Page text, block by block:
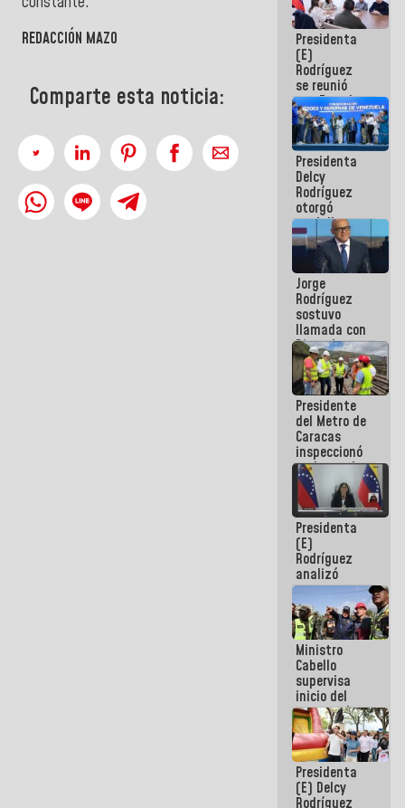
REDACCIÓN MAZO
Comparte esta noticia:
e inspección
en la Línea 2
Presidenta
(E)
Rodríguez
se reunió
con Estado
Mayor
Eléctrico
para
abordar
planes de
acción
Presidenta
Delcy
Rodríguez
otorgó
medalla
"Héroe de
Venezuela"
a servidores
públicos
Jorge
Rodríguez
sostuvo
llamada con
Dinorah
Figuera y
acuerdan
primer
encuentro
presencial
para el
diálogo
Presidente
del Metro de
Caracas
inspeccionó
trabajos de
rehabilitación
y
modernización
de la vía
férrea
Presidenta
(E)
Rodríguez
analizó
junto a
gobernadores
planes de
recuperación
del Sistema
Eléctrico
Nacional
Ministro
Cabello
supervisa
inicio del
proceso de
demolición
de
edificaciones
declaradas
en riesgo en
Presidenta
(E) Delcy
Rodríguez